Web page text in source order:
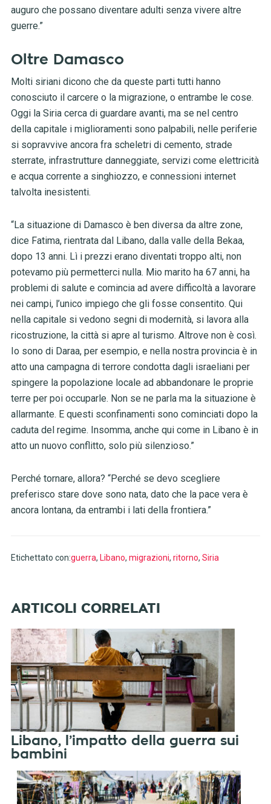
auguro che possano diventare adulti senza vivere altre
guerre.”
Oltre Damasco
Molti siriani dicono che da queste parti tutti hanno
conosciuto il carcere o la migrazione, o entrambe le cose.
Oggi la Siria cerca di guardare avanti, ma se nel centro
della capitale i miglioramenti sono palpabili, nelle periferie
si sopravvive ancora fra scheletri di cemento, strade
sterrate, infrastrutture danneggiate, servizi come elettricità
e acqua corrente a singhiozzo, e connessioni internet
talvolta inesistenti.
“La situazione di Damasco è ben diversa da altre zone,
dice Fatima, rientrata dal Libano, dalla valle della Bekaa,
dopo 13 anni. Lì i prezzi erano diventati troppo alti, non
potevamo più permetterci nulla. Mio marito ha 67 anni, ha
problemi di salute e comincia ad avere difficoltà a lavorare
nei campi, l’unico impiego che gli fosse consentito. Qui
nella capitale si vedono segni di modernità, si lavora alla
ricostruzione, la città si apre al turismo. Altrove non è così.
Io sono di Daraa, per esempio, e nella nostra provincia è in
atto una campagna di terrore condotta dagli israeliani per
spingere la popolazione locale ad abbandonare le proprie
terre per poi occuparle. Non se ne parla ma la situazione è
allarmante. E questi sconfinamenti sono cominciati dopo la
caduta del regime. Insomma, anche qui come in Libano è in
atto un nuovo conflitto, solo più silenzioso.”
Perché tornare, allora? “Perché se devo scegliere
preferisco stare dove sono nata, dato che la pace vera è
ancora lontana, da entrambi i lati della frontiera.”
Etichettato con:guerra, Libano, migrazioni, ritorno, Siria
Libano, l’impatto della guerra sui
bambini